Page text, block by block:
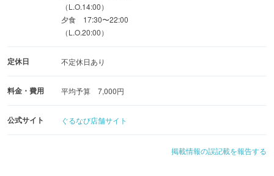
（L.O.14:00）
夕食 17:30〜22:00
（L.O.20:00）
定休日 不定休日あり
料金・費用 平均予算 7,000円
公式サイト ぐるなび店舗サイト
掲載情報の誤記載を報告する